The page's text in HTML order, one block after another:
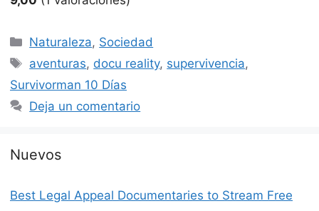
Categorías
Naturaleza, Sociedad
Etiquetas
aventuras, docu reality, supervivencia,
Survivorman 10 Días
Deja un comentario
Nuevos
Best Legal Appeal Documentaries to Stream Free